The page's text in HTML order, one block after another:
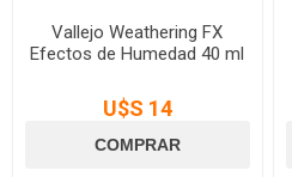
Vallejo Weathering FX
Efectos de Humedad 40 ml
U$S 14